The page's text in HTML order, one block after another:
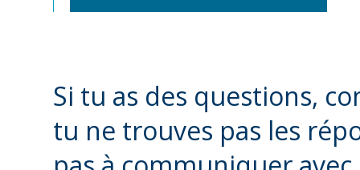
Si tu as des questions,
tu ne trouves pas les